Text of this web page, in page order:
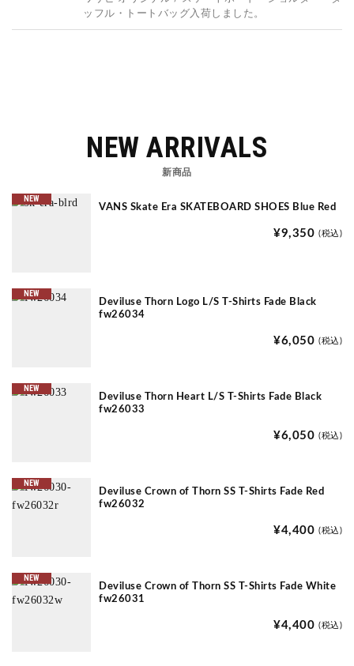
ッフル・トートバッグ入荷しました。
NEW ARRIVALS
新商品
NEW
VANS Skate Era SKATEBOARD SHOES Blue Red
¥9,350 (税込)
NEW
Deviluse Thorn Logo L/S T-Shirts Fade Black
fw26034
¥6,050 (税込)
NEW
Deviluse Thorn Heart L/S T-Shirts Fade Black
fw26033
¥6,050 (税込)
NEW
Deviluse Crown of Thorn SS T-Shirts Fade Red
fw26032
¥4,400 (税込)
NEW
Deviluse Crown of Thorn SS T-Shirts Fade White
fw26031
¥4,400 (税込)